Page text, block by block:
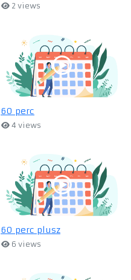
2 views
60 perc
4 views
60 perc plusz
6 views